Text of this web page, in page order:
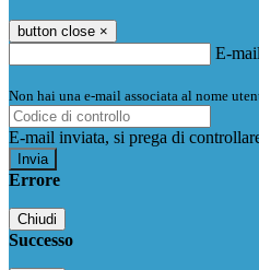
button close ×
E-mail
Non hai una e-mail associata al nome
E-mail inviata, si prega di
Errore
Chiudi
Successo